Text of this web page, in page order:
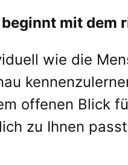
mit dem
wie die
offenen Blick
zu Ihnen